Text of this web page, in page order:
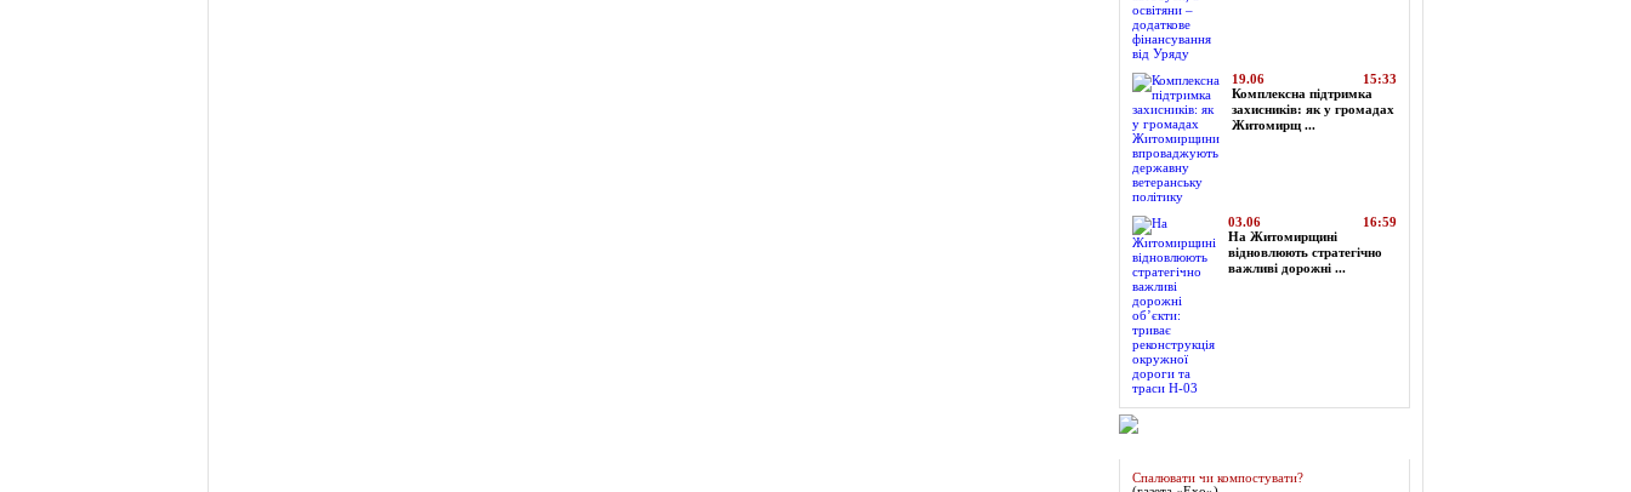
19.06
15:33
Комплексна підтримка
захисників: як у громадах
Житомирщ ...
03.06
16:59
На Житомирщині
відновлюють стратегічно
важливі дорожні ...
Спалювати чи компостувати?